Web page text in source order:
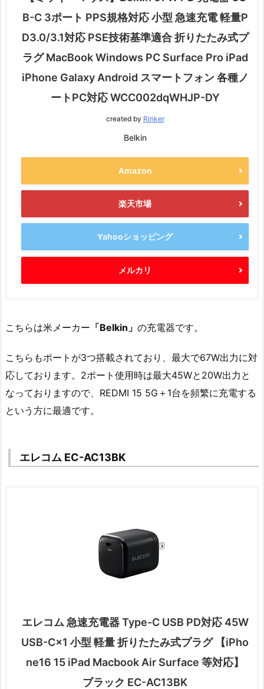
B-C 3ポート PPS規格対応 小型 急速充電 軽量P
D3.0/3.1対応 PSE技術基準適合 折りたたみ式プ
ラグ MacBook Windows PC Surface Pro iPad
iPhone Galaxy Android スマートフォン 各種ノ
ートPC対応 WCC002dqWHJP-DY
created by Rinker
Belkin
Amazon
楽天市場
Yahooショッピング
メルカリ
こちらは米メーカー 「Belkin」 の充電器です。
こちらもポートが3つ搭載されており、最大で67W出力に対
応しております。2ポート使用時は最大45Wと20W出力と
なっておりますので、REDMI 15 5G＋1台を頻繁に充電する
という方に最適です。
エレコム EC-AC13BK
エレコム 急速充電器 Type-C USB PD対応 45W
USB-C×1 小型 軽量 折りたたみ式プラグ 【iPho
ne16 15 iPad Macbook Air Surface 等対応】
ブラック EC-AC13BK